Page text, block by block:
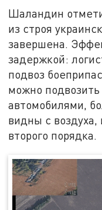
Шаландин
из строя
завершена.
задержкой:
подвоз
можно
автомобилями,
видны с
второго порядка.